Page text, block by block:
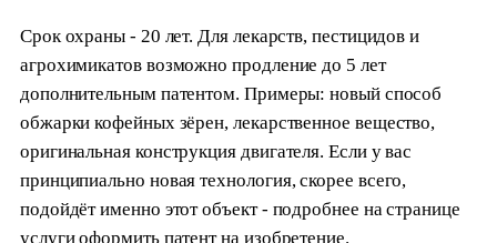
Срок охраны - 20 лет. Для лекарств, пестицидов и
агрохимикатов возможно продление до 5 лет
дополнительным патентом. Примеры: новый способ
обжарки кофейных зёрен, лекарственное вещество,
оригинальная конструкция двигателя. Если у вас
принципиально новая технология, скорее всего,
подойдёт именно этот объект - подробнее на странице
услугиоформить патент на изобретение.